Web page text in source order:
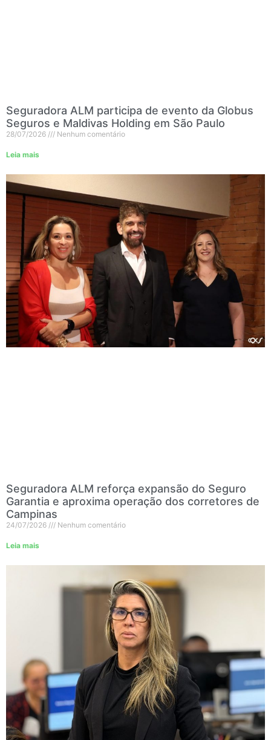
Seguradora ALM participa de evento da Globus
Seguros e Maldivas Holding em São Paulo
28/07/2026 Nenhum comentário
Leia mais
Seguradora ALM reforça expansão do Seguro
Garantia e aproxima operação dos corretores de
Campinas
24/07/2026 Nenhum comentário
Leia mais